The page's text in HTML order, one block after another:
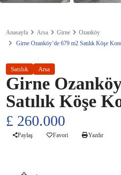
Anasayfa Arsa Girne
Ozanköy
Girne Ozanköy’de 679 m2 Satılık Köşe
Satılık Arsa
Girne
Satılık Köşe
£ 260.000
Paylaş Favori Yazdır